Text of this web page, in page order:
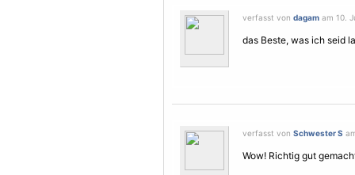
verfasst von dagam am 10.
das Beste, was ich seid
verfasst von Schwester S
Wow! Richtig gut